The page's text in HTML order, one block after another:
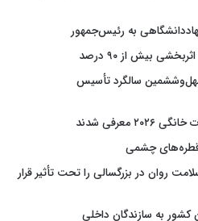
به رئیس‌جمهور
بیش از ۹۰ درصد
چهل‌وششمین سالگرد تأسیس
معرفی شدند
قطره‌های چشمی
روان در بزرگسالی را تحت تأثیر قرار
کشور به سازندگان داخلی